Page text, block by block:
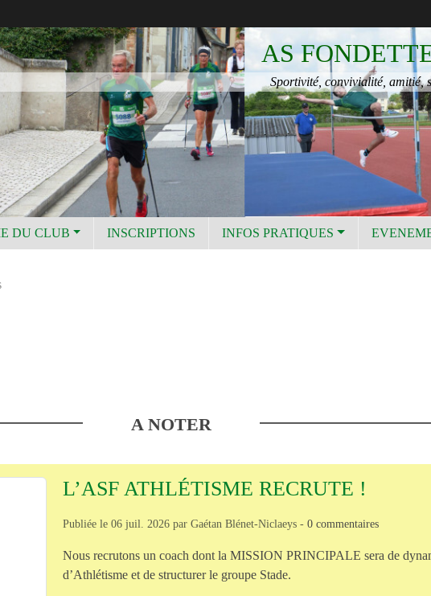
AS
Sportivité, convivialité, amitié,
DU CLUB INSCRIPTIONS INFOS PRATIQUES
A NOTER
L’ASF ATHLÉTISME RECRUTE !
Publiée le06 juil. 2026 parGaétan Blénet-Niclaeys -0 commentaires
Nous recrutons un coach dont la MISSION PRINCIPALE sera de
d’Athlétisme et de structurer le groupe Stade.